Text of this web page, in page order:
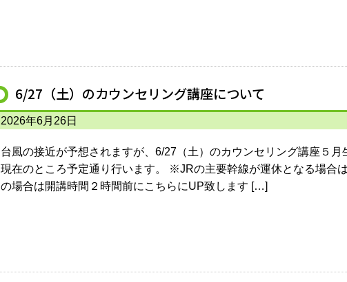
6/27（土）のカウンセリング講座について
2026年6月26日
台風の接近が予想されますが、6/27（土）のカウンセリング講座５月
現在のところ予定通り行います。 ※JRの主要幹線が運休となる場合
の場合は開講時間２時間前にこちらにUP致します […]